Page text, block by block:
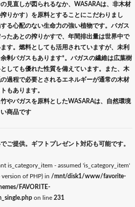
見直しが図られるなか、WASARAは、非木材
りかす）を原料とすることにこだわりまし
る心配のない生命力の強い植物です。バガス
たあとの搾りかすで、年間排出量は世界中で
す。燃料としても活用されていますが、未利
剰バガスもあります*。バガスの繊維は広葉樹
しても優れた性質を備えています。また、木
過程で必要とされるエネルギーが通常の木材
もあります。
やバガスを原料としたWASARAは、自然環境
商品です
ご提供。ギフトプレゼント対応も可能です。
is_category_item - assumed 'is_category_item'
of PHP) in /mnt/disk1/www/favorite-
FAVORITE-
on line 231